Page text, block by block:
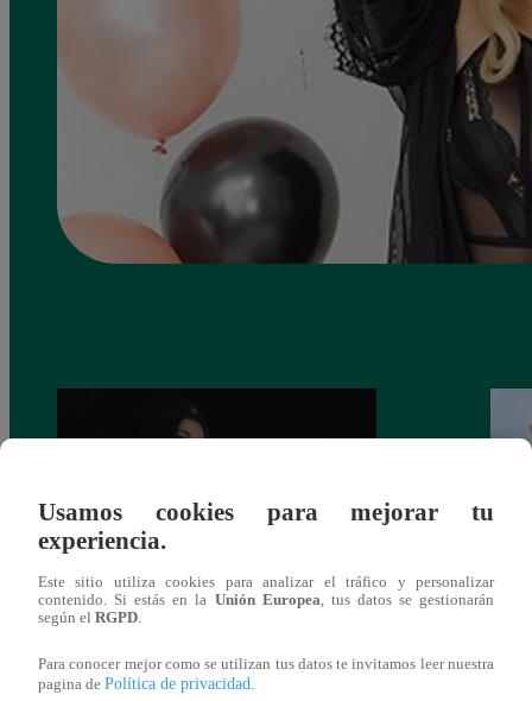
¿Yahaira Plasencia y Maritza Rodríguez
Usamos cookies para mejorar tu
experiencia.
Este sitio utiliza cookies para analizar el tráfico y personalizar
contenido. Si estás en la Unión Europea , tus datos se gestionarán
según el RGPD
Para conocer mejor como se utilizan tus datos te invitamos leer nuestra
pagina de Política de privacidad